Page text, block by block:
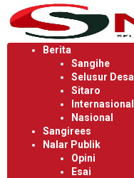
Langsung
ke
konten
Berita
Sangihe
Selusur Desa
Sitaro
Internasional
Nasional
Sangirees
Nalar Publik
Opini
Esai